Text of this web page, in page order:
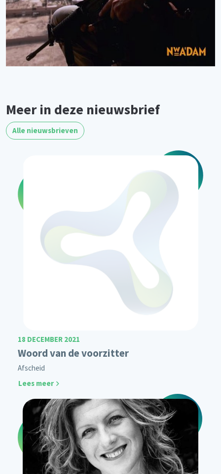
Meer in deze nieuwsbrief
Alle nieuwsbrieven
18 DECEMBER 2021
Woord van de voorzitter
Afscheid
Lees meer